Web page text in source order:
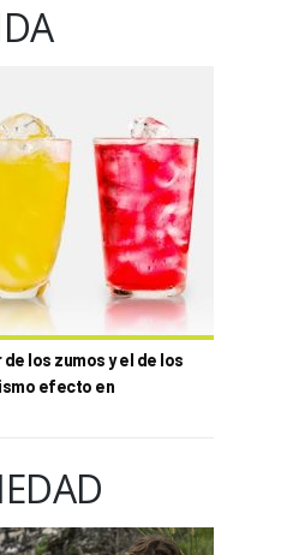
los zumos y el de los
efecto en